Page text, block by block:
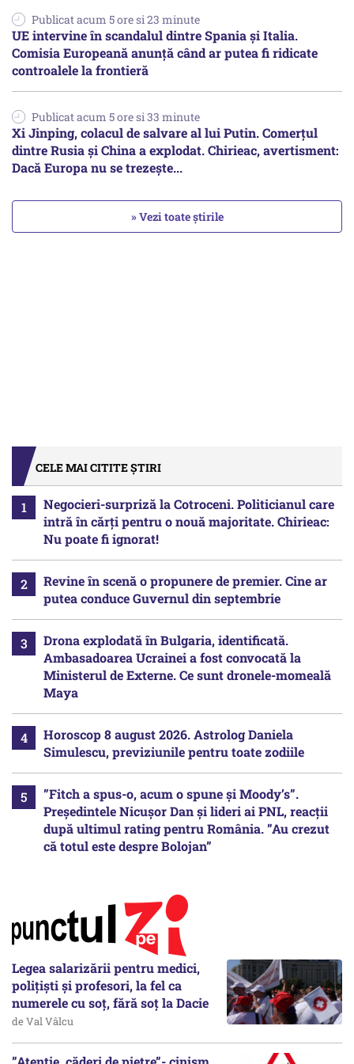
Publicat acum 5 ore si 23 minute
UE intervine în scandalul dintre Spania și Italia.
Comisia Europeană anunță când ar putea fi ridicate
controalele la frontieră
Publicat acum 5 ore si 33 minute
Xi Jinping, colacul de salvare al lui Putin. Comerțul
dintre Rusia și China a explodat. Chirieac, avertisment:
Dacă Europa nu se trezește...
» Vezi toate știrile
CELE MAI CITITE ȘTIRI
Negocieri-surpriză la Cotroceni. Politicianul care
intră în cărți pentru o nouă majoritate. Chirieac:
Nu poate fi ignorat!
Revine în scenă o propunere de premier. Cine ar
putea conduce Guvernul din septembrie
Drona explodată în Bulgaria, identificată.
Ambasadoarea Ucrainei a fost convocată la
Ministerul de Externe. Ce sunt dronele-momeală
Maya
Horoscop 8 august 2026. Astrolog Daniela
Simulescu, previziunile pentru toate zodiile
”Fitch a spus-o, acum o spune și Moody’s”.
Președintele Nicușor Dan și lideri ai PNL, reacții
după ultimul rating pentru România. ”Au crezut
că totul este despre Bolojan”
Legea salarizării pentru medici,
polițiști și profesori, la fel ca
numerele cu soț, fără soț la Dacie
de Val Vâlcu